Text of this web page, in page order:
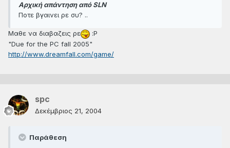
Αρχική απάντηση από SLN
Ποτε βγαινει ρε συ? ..
Μαθε να διαβαζεις ρε
:P
"Due for the PC fall 2005"
http://www.dreamfall.com/game/
spc
Δεκέμβριος 21, 2004
Παράθεση